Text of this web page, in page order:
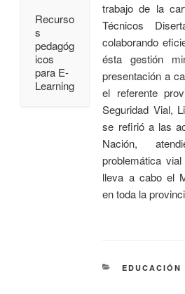
trabajo de la
Técnicos
colaborando
ésta gestión
presentación a
el referente
Seguridad Vial,
se refirió a las
Nación,
problemática
lleva a cabo el
en toda la
EDUCACIÓN
Recurso
s
pedagóg
icos
para E-
Learning